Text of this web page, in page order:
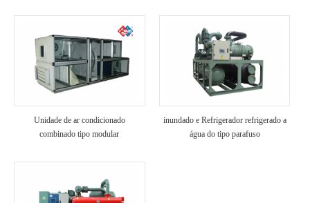
Unidade de ar condicionado
combinado tipo modular
inundado e Refrigerador refrigerado a
água do tipo parafuso